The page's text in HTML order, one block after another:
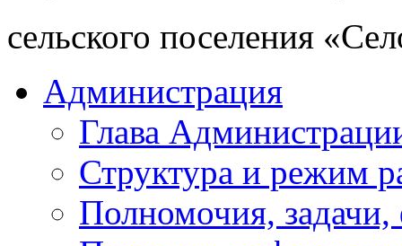
cельского поселения
Администрация
Глава
Структура и режим
Полномочия,